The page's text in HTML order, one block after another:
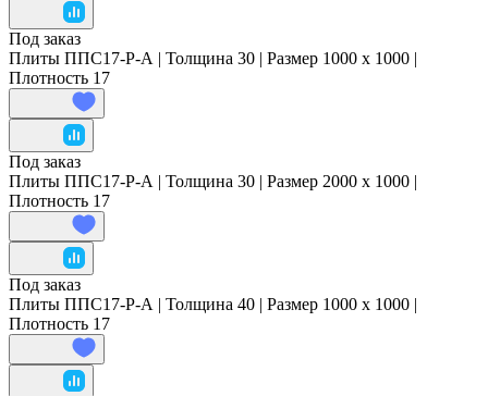
Под заказ
Плиты ППС17-Р-А | Толщина 30 | Размер 1000 x 1000 |
Плотность 17
Под заказ
Плиты ППС17-Р-А | Толщина 30 | Размер 2000 x 1000 |
Плотность 17
Под заказ
Плиты ППС17-Р-А | Толщина 40 | Размер 1000 x 1000 |
Плотность 17